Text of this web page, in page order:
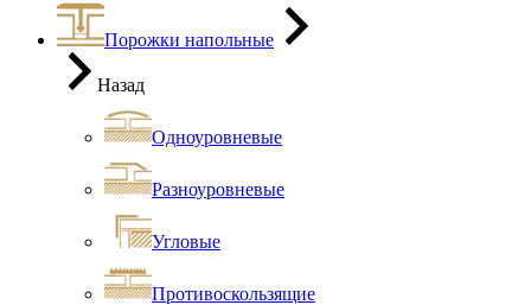
Порожки напольные
Назад
Одноуровневые
Разноуровневые
Угловые
Противоскользящие